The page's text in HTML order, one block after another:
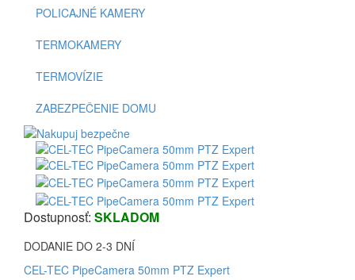
POLICAJNÉ KAMERY
TERMOKAMERY
TERMOVÍZIE
ZABEZPEČENIE DOMU
Dostupnosť: SKLADOM
DODANIE DO 2-3 DNÍ
CEL-TEC PipeCamera 50mm PTZ Expert